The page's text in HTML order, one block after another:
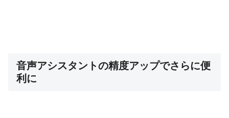
音声アシスタントの精度アップでさらに便
利に